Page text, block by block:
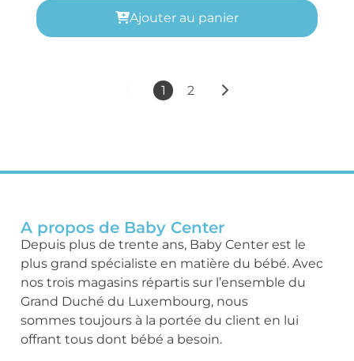
Ajouter au panier
1 2
A propos de Baby Center
Depuis plus de trente ans, Baby Center est le
plus grand spécialiste en matière du bébé. Avec
nos trois magasins répartis sur l’ensemble du
Grand Duché du Luxembourg, nous
sommes toujours à la portée du client en lui
offrant tous dont bébé a besoin.